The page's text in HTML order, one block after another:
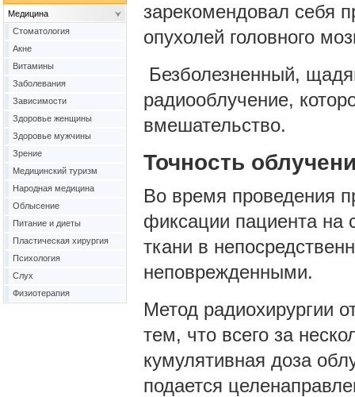
зарекомендовал себя
опухолей головного
Безболезненный,
радиооблучение,
вмешательство.
Точность
Во время проведения
фиксации пациента на
ткани в
неповрежденными.
Метод радиохирургии
тем, что всего за
кумулятивная доза
подается
Медицина
Cтоматология
Акне
Витамины
Заболевания
Зависимости
Здоровье женщины
Здоровье мужчины
Зрение
Медицинский туризм
Народная медицина
Облысение
Питание и диеты
Пластическая хирургия
Психология
Слух
Физиотерапия